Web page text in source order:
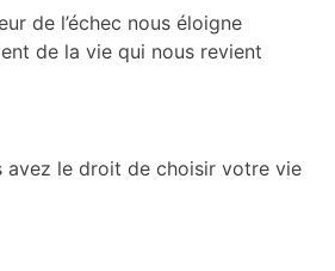
de l’échec nous éloigne
de la vie qui nous revient
avez le droit de choisir votre vie